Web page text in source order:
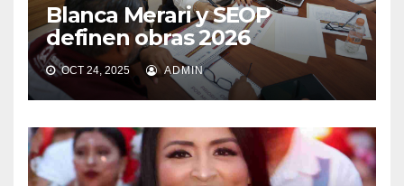
Blanca Merari y SEOP
definen obras 2026
OCT 24, 2025 ADMIN